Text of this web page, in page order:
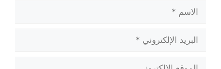
الاسم
البريد
الإلكتروني
الموقع